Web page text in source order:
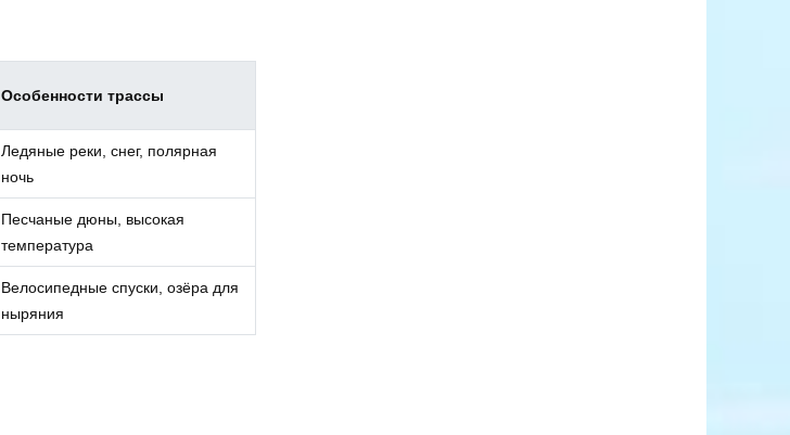
Особенности трассы
Ледяные реки, снег, полярная
ночь
Песчаные дюны, высокая
температура
Велосипедные спуски, озёра для
ныряния